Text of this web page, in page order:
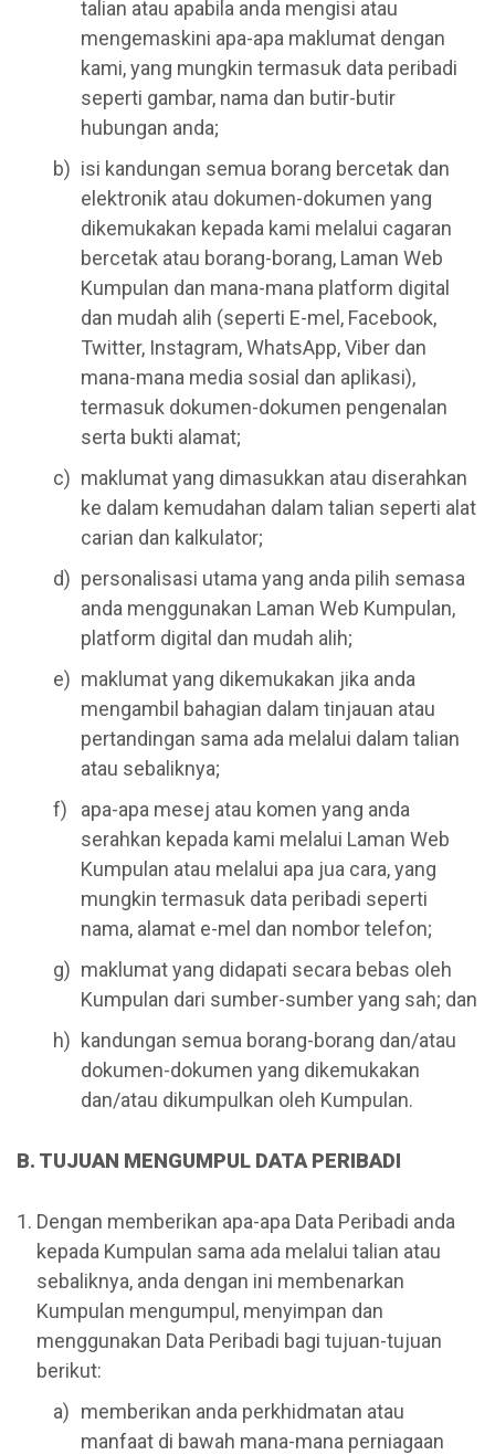
talian atau apabila anda mengisi atau
mengemaskini apa-apa maklumat dengan
kami, yang mungkin termasuk data peribadi
seperti gambar, nama dan butir-butir
hubungan anda;
isi kandungan semua borang bercetak dan
elektronik atau dokumen-dokumen yang
dikemukakan kepada kami melalui cagaran
bercetak atau borang-borang, Laman Web
Kumpulan dan mana-mana platform digital
dan mudah alih (seperti E-mel, Facebook,
Twitter, Instagram, WhatsApp, Viber dan
mana-mana media sosial dan aplikasi),
termasuk dokumen-dokumen pengenalan
serta bukti alamat;
maklumat yang dimasukkan atau diserahkan
ke dalam kemudahan dalam talian seperti alat
carian dan kalkulator;
personalisasi utama yang anda pilih semasa
anda menggunakan Laman Web Kumpulan,
platform digital dan mudah alih;
maklumat yang dikemukakan jika anda
mengambil bahagian dalam tinjauan atau
pertandingan sama ada melalui dalam talian
atau sebaliknya;
apa-apa mesej atau komen yang anda
serahkan kepada kami melalui Laman Web
Kumpulan atau melalui apa jua cara, yang
mungkin termasuk data peribadi seperti
nama, alamat e-mel dan nombor telefon;
maklumat yang didapati secara bebas oleh
Kumpulan dari sumber-sumber yang sah; dan
kandungan semua borang-borang dan/atau
dokumen-dokumen yang dikemukakan
dan/atau dikumpulkan oleh Kumpulan.
B. TUJUAN MENGUMPUL DATA PERIBADI
Dengan memberikan apa-apa Data Peribadi anda
kepada Kumpulan sama ada melalui talian atau
sebaliknya, anda dengan ini membenarkan
Kumpulan mengumpul, menyimpan dan
menggunakan Data Peribadi bagi tujuan-tujuan
berikut:
memberikan anda perkhidmatan atau
manfaat di bawah mana-mana perniagaan